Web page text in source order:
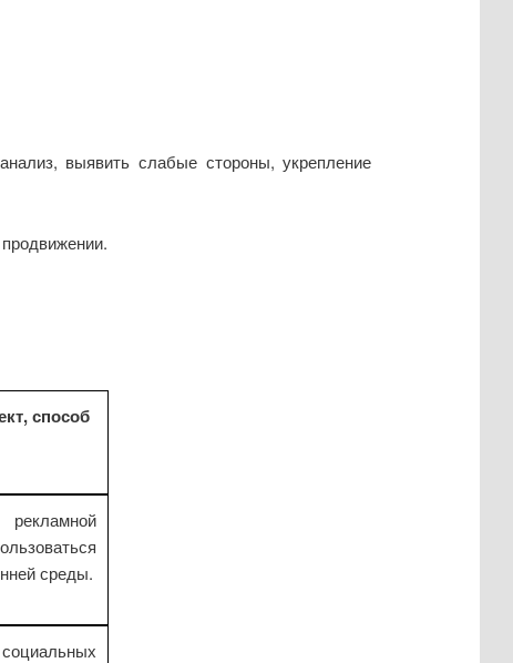
выявить слабые стороны, укрепление
способ
среды.